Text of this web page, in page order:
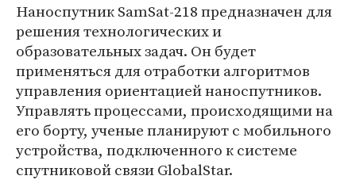
Наноспутник SamSat-218 предназначен для
решения технологических и
образовательных задач. Он будет
применяться для отработки алгоритмов
управления ориентацией наноспутников.
Управлять процессами, происходящими на
его борту, ученые планируют с мобильного
устройства, подключенного к системе
спутниковой связи GlobalStar.